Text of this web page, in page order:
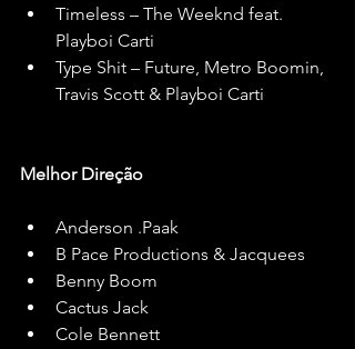
Timeless – The Weeknd feat.
Playboi Carti
Type Shit – Future, Metro Boomin,
Travis Scott & Playboi Carti
Melhor Direção
Anderson .Paak
B Pace Productions & Jacquees
Benny Boom
Cactus Jack
Cole Bennett